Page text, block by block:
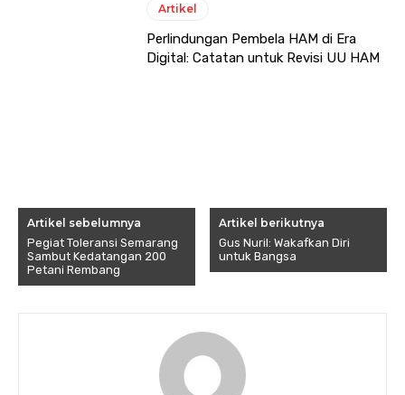
Artikel
Perlindungan Pembela HAM di Era
Digital: Catatan untuk Revisi UU HAM
Artikel sebelumnya
Pegiat Toleransi Semarang
Sambut Kedatangan 200
Petani Rembang
Artikel berikutnya
Gus Nuril: Wakafkan Diri
untuk Bangsa